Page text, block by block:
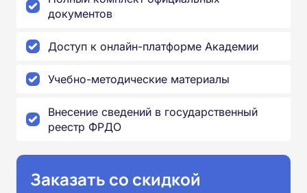
документов
Доступ к онлайн-платформе Академии
Учебно-методические материалы
Внесение сведений в государственный
реестр ФРДО
Заказать со скидкой